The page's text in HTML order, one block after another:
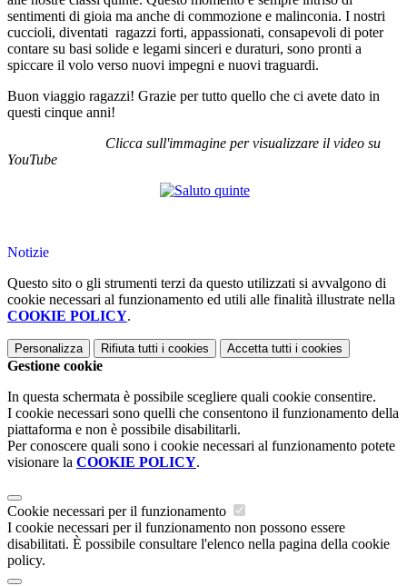
sentimenti di gioia ma anche di commozione e malinconia. I nostri
cuccioli, diventati ragazzi forti, appassionati, consapevoli di poter
contare su basi solide e legami sinceri e duraturi, sono pronti a
spiccare il volo verso nuovi impegni e nuovi traguardi.
Buon viaggio ragazzi! Grazie per tutto quello che ci avete dato in
questi cinque anni!
Clicca sull'immagine per visualizzare il video su
YouTube
Notizie
Questo sito o gli strumenti terzi da questo utilizzati si avvalgono di
cookie necessari al funzionamento ed utili alle finalità illustrate nella
COOKIE POLICY.
Personalizza Rifiuta tutti i cookies Accetta tutti i cookies
Gestione cookie
In questa schermata è possibile scegliere quali cookie consentire.
I cookie necessari sono quelli che consentono il funzionamento della
piattaforma e non è possibile disabilitarli.
Per conoscere quali sono i cookie necessari al funzionamento potete
visionare la COOKIE POLICY.
Cookie necessari per il funzionamento
I cookie necessari per il funzionamento non possono essere
disabilitati. È possibile consultare l'elenco nella pagina della cookie
policy.